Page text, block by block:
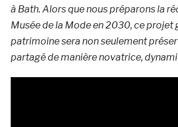
à Bath. Alors que nous préparons la
Musée de la Mode en 2030, ce projet
patrimoine sera non seulement
partagé de manière novatrice,